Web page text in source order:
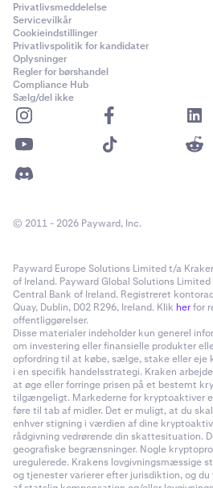
Privatlivsmeddelelse
Servicevilkår
Cookieindstillinger
Privatlivspolitik for kandidater
Oplysninger
Regler for børshandel
Compliance Hub
Sælg/del ikke
© 2011 - 2026 Payward, Inc.
Payward Europe Solutions Limited t/a
of Ireland. Payward Global Solutions
Central Bank of Ireland. Registreret
Quay, Dublin, D02 R296, Ireland. Klik herfor
offentliggørelser.
Disse materialer indeholder kun generel
om investering eller finansielle produkter
opfordring til at købe, sælge, stake eller eje
i en specifik handelsstrategi. Kraken
at øge eller forringe prisen på et bestemt
tilgængeligt. Markederne for kryptoaktiver
føre til tab af midler. Det er muligt, at du
enhver stigning i værdien af dine
rådgivning vedrørende din skattesituation.
geografiske begrænsninger. Nogle
uregulerede. Krakens lovgivningsmæssige
og tjenester varierer efter jurisdiktion, og